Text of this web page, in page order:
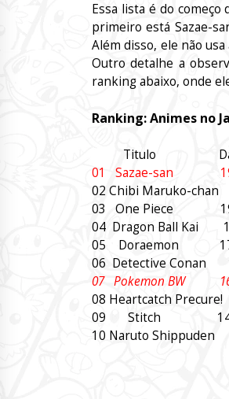
Essa lista é do
primeiro está Sazae-
Além disso, ele não
Outro detalhe a
ranking abaixo, onde
Ranking: Animes no
Titulo Data
01 Sazae-san 19/
02 Chibi Maruko-
03 One Piece 19/
04 Dragon Ball Kai
05 Doraemon 17/
06 Detective
07 Pokemon BW
08 Heartcatch
09 Stitch 14/12
10 Naruto